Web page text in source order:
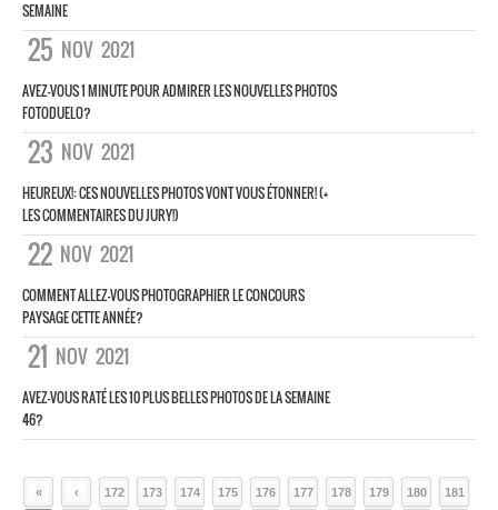
SEMAINE
25 NOV 2021
AVEZ-VOUS 1 MINUTE POUR ADMIRER LES NOUVELLES PHOTOS
FOTODUELO?
23 NOV 2021
HEUREUX!: CES NOUVELLES PHOTOS VONT VOUS ÉTONNER! (+
LES COMMENTAIRES DU JURY!)
22 NOV 2021
COMMENT ALLEZ-VOUS PHOTOGRAPHIER LE CONCOURS
PAYSAGE CETTE ANNÉE?
21 NOV 2021
AVEZ-VOUS RATÉ LES 10 PLUS BELLES PHOTOS DE LA SEMAINE
46?
« ‹ 172 173 174 175 176 177 178 179 180 181